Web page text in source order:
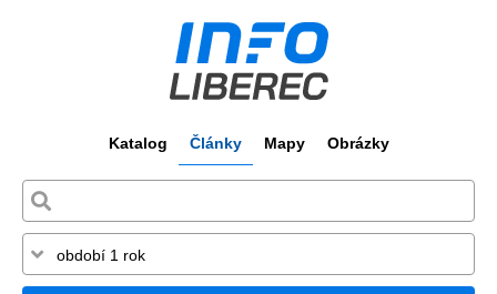
Katalog Články Mapy Obrázky